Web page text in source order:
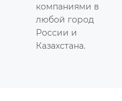
компаниями в
любой город
России и
Казахстана.